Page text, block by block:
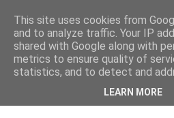
This site uses cookies from
and to analyze traffic. Your IP
shared with Google along with
metrics to ensure quality of
statistics, and to detect and
LEARN MORE